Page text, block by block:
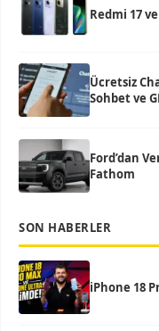
Redmi 17
Ücretsiz
Sohbet ve
Ford’dan
Fathom
SON HABERLER
iPhone 18